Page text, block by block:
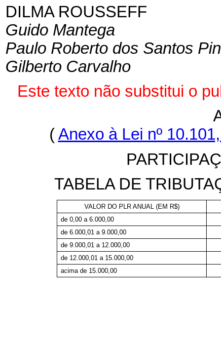
DILMA ROUSSEFF
Guido Mantega
Paulo Roberto dos Santos
Gilberto Carvalho
Este texto não substitui o
(Anexo à Lei nº
TABELA DE
VALOR DO PLR ANUAL (EM R$)
de 0,00 a 6.000,00
de 6.000,01 a 9.000,00
de 9.000,01 a 12.000,00
de 12.000,01 a 15.000,00
acima de 15.000,00